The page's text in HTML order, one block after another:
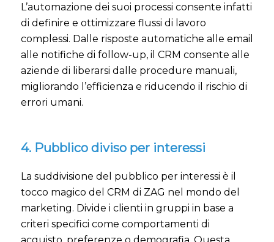
L’automazione dei suoi processi consente infatti
di definire e ottimizzare flussi di lavoro
complessi. Dalle risposte automatiche alle email
alle notifiche di follow-up, il CRM consente alle
aziende di liberarsi dalle procedure manuali,
migliorando l’efficienza e riducendo il rischio di
errori umani.
4. Pubblico diviso per interessi
La suddivisione del pubblico per interessi è il
tocco magico del CRM di ZAG nel mondo del
marketing. Divide i clienti in gruppi in base a
criteri specifici come comportamenti di